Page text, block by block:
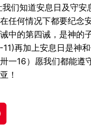
们知道安息日及守安
任何情况下都要纪念
中的第四诫，是神的
再加上安息日是神
一16）愿我们都能遵
！